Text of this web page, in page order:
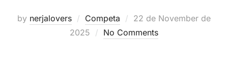
by nerjalovers Competa
Posted
on
22 de November de
2025
No Comments